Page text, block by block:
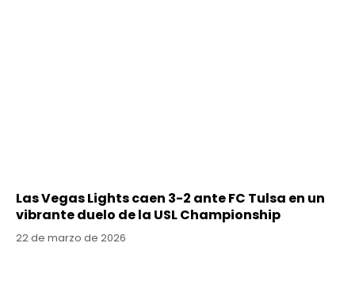
Las Vegas Lights caen 3-2 ante FC Tulsa en un
vibrante duelo de la USL Championship
22 de marzo de 2026